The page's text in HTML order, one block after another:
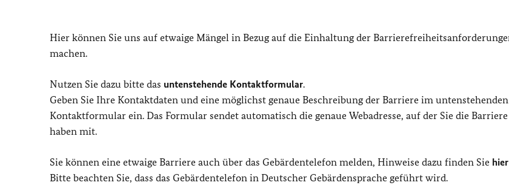
Hier können Sie uns auf etwaige Mängel in Bezug auf die Einhaltung der
machen.
Nutzen Sie dazu bitte das untenstehende Kontaktformular.
Geben Sie Ihre Kontaktdaten und eine möglichst genaue Beschreibung der Barriere im untenstehenden
Kontaktformular ein. Das Formular sendet automatisch die genaue Webadresse, auf der Sie die
haben mit.
Sie können eine etwaige Barriere auch über das Gebärdentelefon melden, Hinweise dazu finden Sie
Bitte beachten Sie, dass das Gebärdentelefon in Deutscher Gebärdensprache geführt wird.